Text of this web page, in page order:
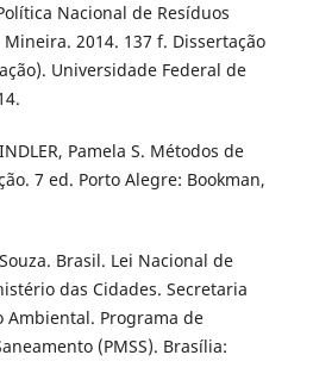
Nacional de Resíduos
2014. 137 f. Dissertação
Universidade Federal de
Pamela S. Métodos de
7 ed. Porto Alegre: Bookman,
Brasil. Lei Nacional de
das Cidades. Secretaria
Ambiental. Programa de
(PMSS). Brasília: